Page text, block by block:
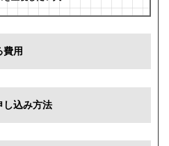
費用
0円
し込み方法